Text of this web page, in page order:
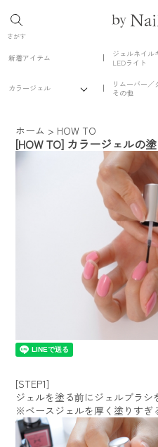
さがす
新着アイテム
ジェルネイル
LEDライト
カラージェル
リムーバー／
その他
ホーム > HOW TO
[HOW TO] カラージェルの
[STEP1]
ジェルを塗る前にジェルブラシ
※ベースジェルを厚く塗りすぎ